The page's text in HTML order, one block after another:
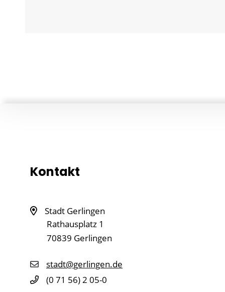
Kontakt
Stadt Gerlingen
Rathausplatz 1
70839 Gerlingen
stadt@gerlingen.de
(0 71 56) 2 05-0